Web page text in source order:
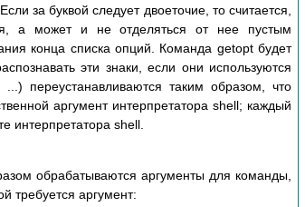
за буквой следует двоеточие, то считается,
а может и не отделяться от нее пустым
конца списка опций. Команда getopt будет
эти знаки, если они используются
переустанавливаются таким образом, что
аргумент интерпретатора shell; каждый
интерпретатора shell.
обрабатываются аргументы для команды,
требуется аргумент: